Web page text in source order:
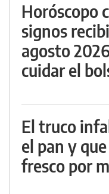
Horóscopo
signos
agosto
cuidar el
El truco
el pan y
fresco por